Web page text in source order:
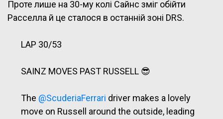
Проте лише на 30-му колі Сайнс зміг обійти
Расселла й це сталося в останній зоні DRS.
LAP 30/53
SAINZ MOVES PAST RUSSELL 😎
The @ScuderiaFerrari driver makes a lovely
move on Russell around the outside, leading